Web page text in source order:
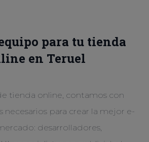
para tu tienda
en Teruel
tienda online, contamos con
necesarios para crear la mejor e-
desarrolladores,